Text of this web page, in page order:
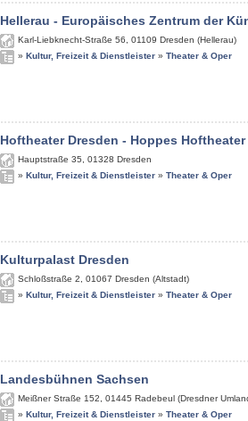
Hellerau - Europäisches Zentrum der
Karl-Liebknecht-Straße 56 01109 Dresden (Hellerau)
» Kultur, Freizeit & Dienstleister » Theater & Oper
Hoftheater Dresden - Hoppes Hoftheater
Hauptstraße 35 01328 Dresden
» Kultur, Freizeit & Dienstleister » Theater & Oper
Kulturpalast Dresden
Schloßstraße 2 01067 Dresden (Altstadt)
» Kultur, Freizeit & Dienstleister » Theater & Oper
Landesbühnen Sachsen
Meißner Straße 152 01445 Radebeul (Dresdner
» Kultur, Freizeit & Dienstleister » Theater & Oper